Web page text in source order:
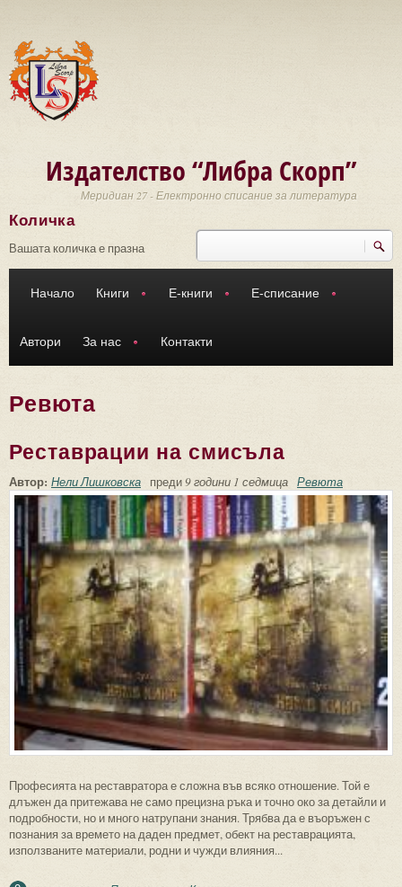
Издателство “Либра Скорп”
Меридиан 27 - Електронно списание за литература
Търси
Количка
Вашата количка е празна
Начало Книги Е-книги Е-списание
Автори За нас Контакти
Ревюта
Реставрации на смисъла
Автор: Нели Лишковска преди9 години 1 седмица Ревюта
Професията на реставратора е сложна във всяко отношение. Той е
длъжен да притежава не само прецизна ръка и точно око за детайли и
подробности, но и много натрупани знания. Трябва да е въоръжен с
познания за времето на даден предмет, обект на реставрацията,
използваните материали, родни и чужди влияния...